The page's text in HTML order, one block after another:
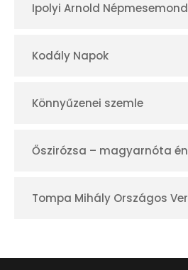
Ipolyi Arnold
Kodály Napok
Könnyűzenei szemle
Őszirózsa – magyarnóta
Tompa Mihály Országos